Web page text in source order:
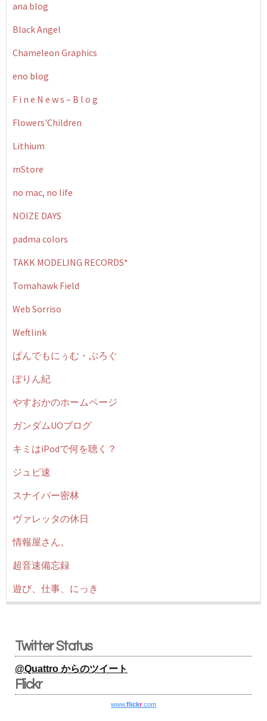
ana blog
Black Angel
Chameleon Graphics
eno blog
F i n e N e w s – B l o g
Flowers'Children
Lithium
mStore
no mac, no life
NOIZE DAYS
padma colors
TAKK MODELING RECORDS*
Tomahawk Field
Web Sorriso
Weftlink
ぱんでもにぅむ・ぶろぐ
ぽりん紀
やすおかのホームページ
ガンダムUOブログ
キミはiPodで何を聴く？
ジュピ速
スナイパー密林
ヴァレッタの休日
情報屋さん。
超音速備忘録
遊び、仕事、にっき
Twitter Status
@Quattro からのツイート
Flickr
www.flickr.com